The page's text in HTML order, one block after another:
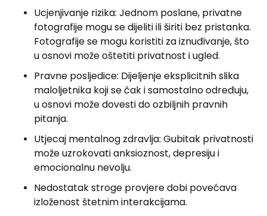
Ucjenjivanje rizika: Jednom poslane, privatne
fotografije mogu se dijeliti ili širiti bez pristanka.
Fotografije se mogu koristiti za iznuđivanje, što
u osnovi može oštetiti privatnost i ugled.
Pravne posljedice: Dijeljenje eksplicitnih slika
maloljetnika koji se čak i samostalno određuju,
u osnovi može dovesti do ozbiljnih pravnih
pitanja.
Utjecaj mentalnog zdravlja: Gubitak privatnosti
može uzrokovati anksioznost, depresiju i
emocionalnu nevolju.
Nedostatak stroge provjere dobi povećava
izloženost štetnim interakcijama.